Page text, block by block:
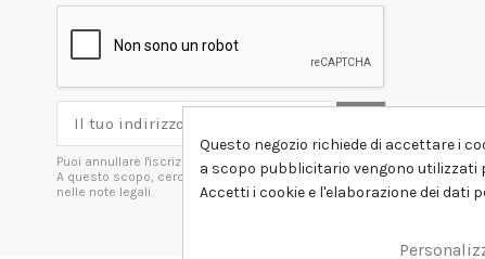
Puoi annullare l'iscrizione in ogni momenti.
A questo scopo, cerca le info di contatto
nelle note legali.
Questo negozio richiede di accettare i
a scopo pubblicitario vengono
Accetti i cookie e l'elaborazione dei dati